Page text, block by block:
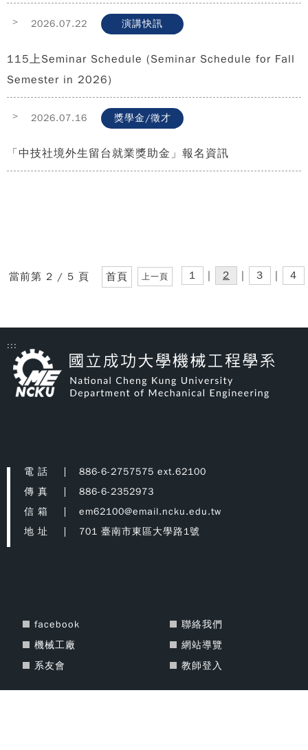
> 2026.07.22 演講快訊
115上Seminar Schedule (Seminar Schedule for Fall
Semester in 2026)
> 2026.07.16 獎學金/徵才
「中技社境外生留台就業獎助金」報名資訊
當前第 2 / 5 頁 首頁 上一頁 1 | 2 | 3 | 4
:::
電 話
886-6-2757575 ext.62100
傳 真
886-6-2352973
信 箱
em62100@email.ncku.edu.tw
地 址
701 臺南市東區大學路1號
facebook
機械工廠
系友會
聯絡我們
網站導覽
教師登入